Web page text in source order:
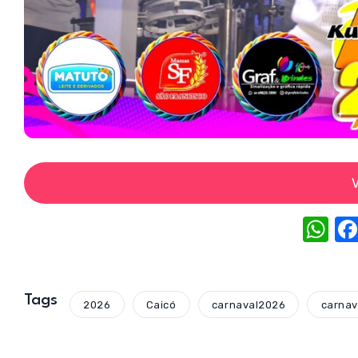
W
s
Tags 2026 Caicó carnaval2026